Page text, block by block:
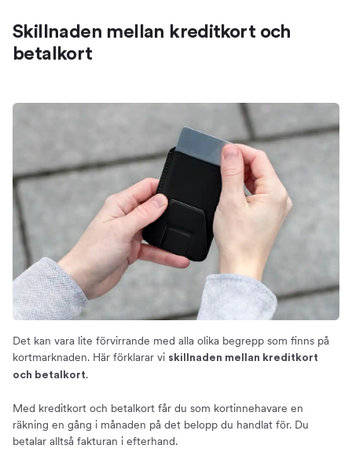
Skillnaden mellan kreditkort och
betalkort
Det kan vara lite förvirrande med alla olika begrepp som finns på
kortmarknaden. Här förklarar vi skillnaden mellan kreditkort
och betalkort.
Med kreditkort och betalkort får du som kortinnehavare en
räkning en gång i månaden på det belopp du handlat för. Du
betalar alltså fakturan i efterhand.